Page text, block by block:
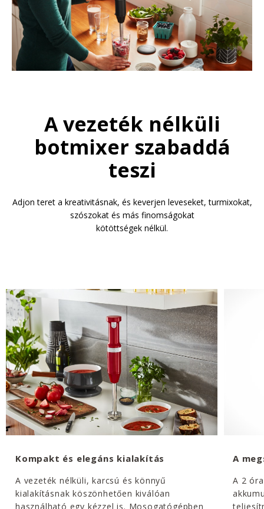
A vezeték nélküli
botmixer szabaddá
teszi
Adjon teret a kreativitásnak, és keverjen leveseket, turmixokat,
szószokat és más finomságokat
kötöttségek nélkül.
Kompakt és elegáns kialakítás
A vezeték nélküli, karcsú és könnyű
kialakításnak köszönhetően kiválóan
használható egy kézzel is. Mosogatógépben
A
A 2